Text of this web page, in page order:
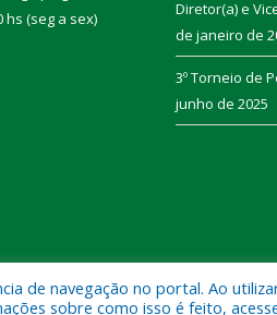
hs (seg a sex)
Diretor(a) e
de janeiro de
3º Torneio de
junho de 2025
Municipal de Vitória do Xingu.
de navegação no portal. Ao
sobre como isso é feito,